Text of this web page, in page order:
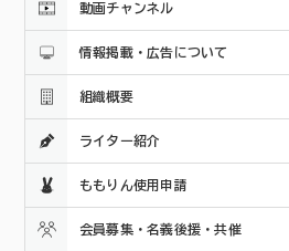
動画チャンネル
情報掲載・広告について
組織概要
ライター紹介
ももりん使用申請
会員募集・名義後援・共催